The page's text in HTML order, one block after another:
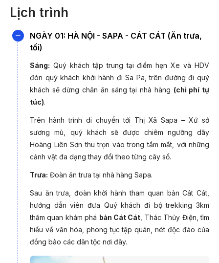
Lưu ý:
ƯU ĐÃI
(thời gian
Khuyến mãi Đặt xa
Khuyến mãi
Khuyến mãi cho
Khách hàng thân thiết
Khuyến mãi cho
Lịch trình
NGÀY 01: HÀ NỘI - SAPA - CÁT CÁT (Ăn trưa,
tối)
Sáng: Quý khách tập trung tại điểm hẹn Xe và HDV
đón quý khách khởi hành đi Sa Pa, trên đường đi quý
khách sẽ dừng chân ăn sáng tại nhà hàng (chi phí tự
túc).
Trên hành trình di chuyển tới Thị Xã Sapa – Xứ sở
sương mù, quý khách sẽ được chiêm ngưỡng dãy
Hoàng Liên Sơn thu trọn vào trong tầm mất, với những
cảnh vật đa dạng thay đổi theo từng cây số.
Trưa: Đoàn ăn trưa tại nhà hàng Sapa.
Sau ăn trưa, đoàn khởi hành tham quan bản Cát Cát,
hướng dẫn viên đưa Quý khách đi bộ trekking 3km
thăm quan khám phá bản Cát Cát , Thác Thủy Điện, tìm
hiểu về văn hóa, phong tục tập quán, nét độc đáo của
đồng bào các dân tộc nơi đây.